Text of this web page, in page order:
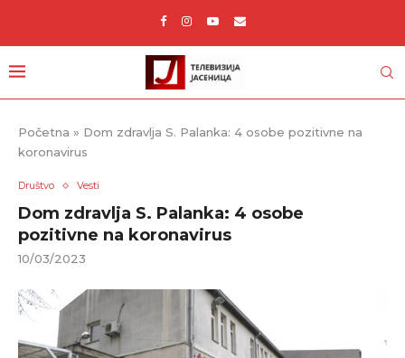
Početna » Dom zdravlja S. Palanka: 4 osobe pozitivne na
koronavirus
Društvo Vesti
Dom zdravlja S. Palanka: 4 osobe
pozitivne na koronavirus
10/03/2023